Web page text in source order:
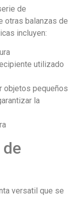
de
otras balanzas de
incluyen:
utilizado
objetos pequeños
la
versatil que se